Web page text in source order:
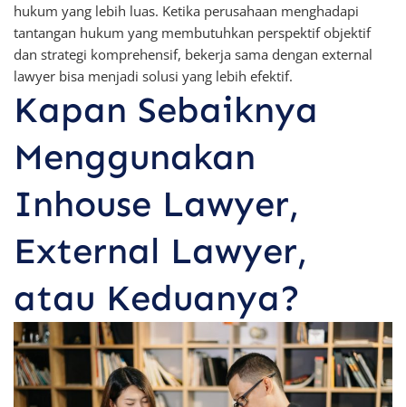
hukum yang lebih luas. Ketika perusahaan menghadapi
tantangan hukum yang membutuhkan perspektif objektif
dan strategi komprehensif, bekerja sama dengan external
lawyer bisa menjadi solusi yang lebih efektif.
Kapan Sebaiknya
Menggunakan
Inhouse Lawyer,
External Lawyer,
atau Keduanya?